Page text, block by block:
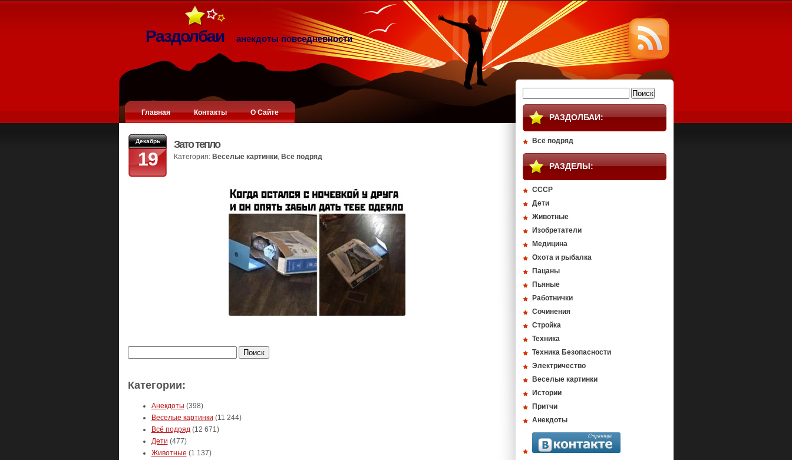
Раздолбаи анекдоты повседневности
Главная Контакты О Сайте
Декабрь
19
Зато тепло
Категория: Веселые картинки, Всё подряд
Категории:
Анекдоты (398)
Веселые картинки (11 244)
Всё подряд(12 671)
Дети (477)
Животные (1 137)
РАЗДОЛБАИ:
Всё подряд
РАЗДЕЛЫ:
СССР
Дети
Животные
Изобретатели
Медицина
Охота и рыбалка
Пацаны
Пьяные
Работнички
Сочинения
Стройка
Техника
Техника Безопасности
Электричество
Веселые картинки
Истории
Притчи
Анекдоты